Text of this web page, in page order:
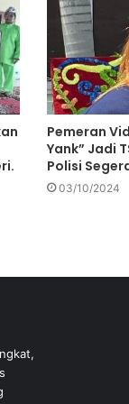
Pemeran
Yank” Jadi
Polisi
03/10/2024